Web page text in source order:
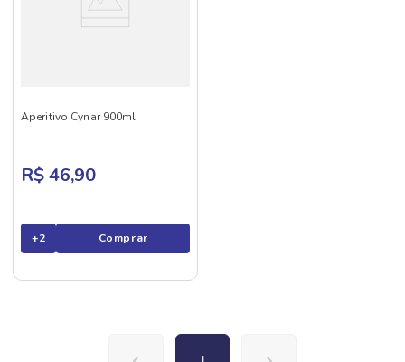
Aperitivo Cynar 900ml
R$ 46,90
+2 Comprar